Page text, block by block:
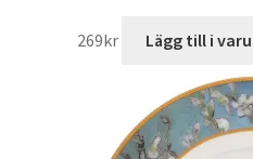
269kr Lägg till i